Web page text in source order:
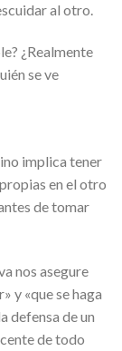
al otro.
¿Realmente
se ve
implica tener
en el otro
de tomar
nos asegure
y «que se haga
defensa de un
de todo